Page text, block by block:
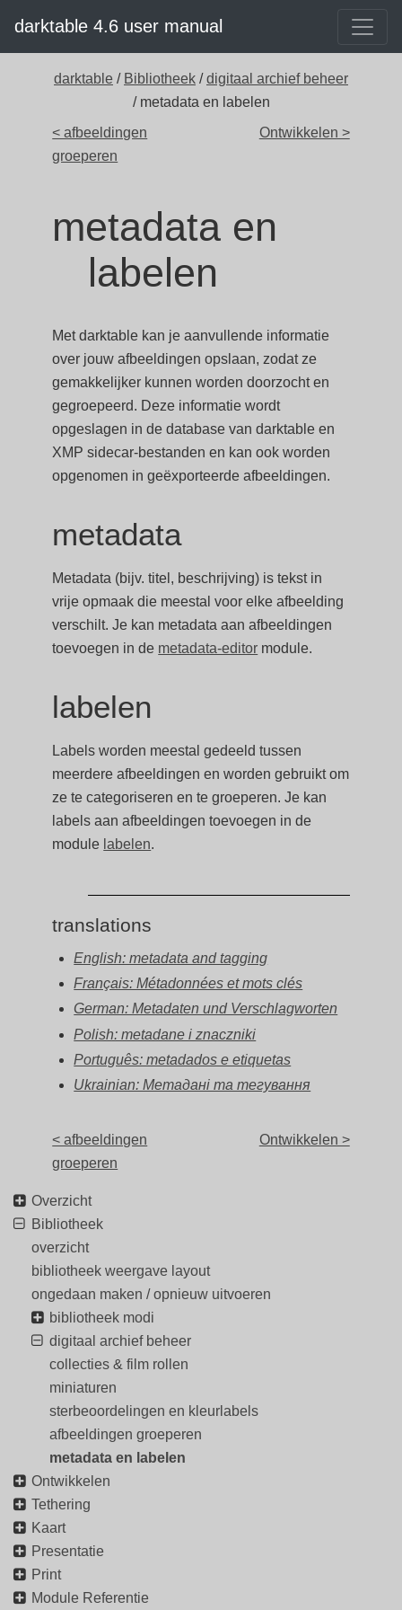
darktable 4.6 user manual
darktable / Bibliotheek /digitaal archief beheer
/ metadata en labelen
< afbeeldingen
groeperen
Ontwikkelen >
metadata en
labelen
Met darktable kan je aanvullende informatie
over jouw afbeeldingen opslaan, zodat ze
gemakkelijker kunnen worden doorzocht en
gegroepeerd. Deze informatie wordt
opgeslagen in de database van darktable en
XMP sidecar-bestanden en kan ook worden
opgenomen in geëxporteerde afbeeldingen.
metadata
Metadata (bijv. titel, beschrijving) is tekst in
vrije opmaak die meestal voor elke afbeelding
verschilt. Je kan metadata aan afbeeldingen
toevoegen in de metadata-editor module.
labelen
Labels worden meestal gedeeld tussen
meerdere afbeeldingen en worden gebruikt om
ze te categoriseren en te groeperen. Je kan
labels aan afbeeldingen toevoegen in de
module labelen.
translations
English: metadata and tagging
Français: Métadonnées et mots clés
German: Metadaten und Verschlagworten
Polish: metadane i znaczniki
Português: metadados e etiquetas
Ukrainian: Метадані та тегування
< afbeeldingen
groeperen
Ontwikkelen >
Overzicht
Bibliotheek
overzicht
bibliotheek weergave layout
ongedaan maken / opnieuw uitvoeren
bibliotheek modi
digitaal archief beheer
collecties & film rollen
miniaturen
sterbeoordelingen en kleurlabels
afbeeldingen groeperen
metadata en labelen
Ontwikkelen
Tethering
Kaart
Presentatie
Print
Module Referentie